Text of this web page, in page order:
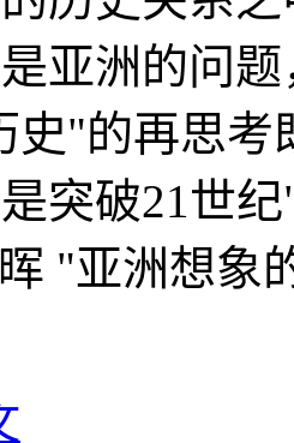
亚洲的问
史"的再思考
突破21世
"亚洲想象